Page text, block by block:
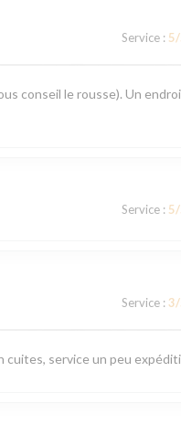
Service : 5
conseil le rousse). Un
Service : 5
Service : 3
cuites, service un peu